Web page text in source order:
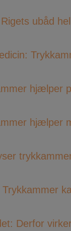
ubåd
hjælper
hjælper
Trykkammer
Derfor